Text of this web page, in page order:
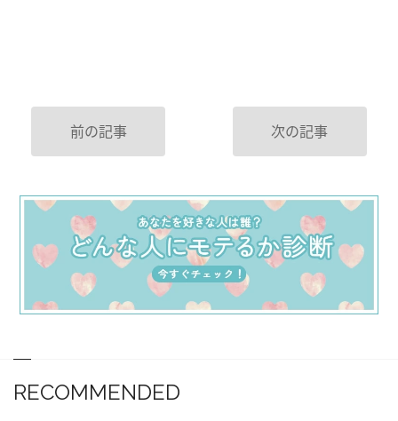
前の記事 次の記事
RECOMMENDED